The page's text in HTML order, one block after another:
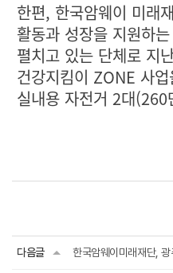
한편, 한국암웨이 미래
활동과 성장을 지원하
펼치고 있는 단체로 지
건강지킴이 ZONE 사
실내용 자전거 2대
다음글